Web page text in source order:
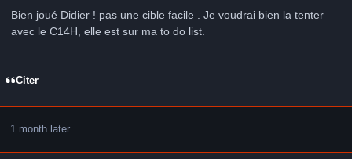
Bien joué Didier ! pas une cible facile . Je voudrai bien la tenter
avec le C14H, elle est sur ma to do list.
Citer
1 month later...